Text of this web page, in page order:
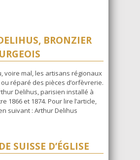
BRONZIER
voire mal, les artisans régionaux
réparé des pièces d’orfèvrerie.
Delihus, parisien installé à
1866 et 1874. Pour lire l’article,
suivant : Arthur Delihus
SUISSE D’ÉGLISE